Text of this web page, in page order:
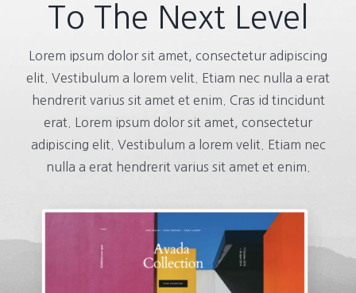
To The Next Level
Lorem ipsum dolor sit amet, consectetur adipiscing
elit. Vestibulum a lorem velit. Etiam nec nulla a erat
hendrerit varius sit amet et enim. Cras id tincidunt
erat. Lorem ipsum dolor sit amet, consectetur
adipiscing elit. Vestibulum a lorem velit. Etiam nec
nulla a erat hendrerit varius sit amet et enim.